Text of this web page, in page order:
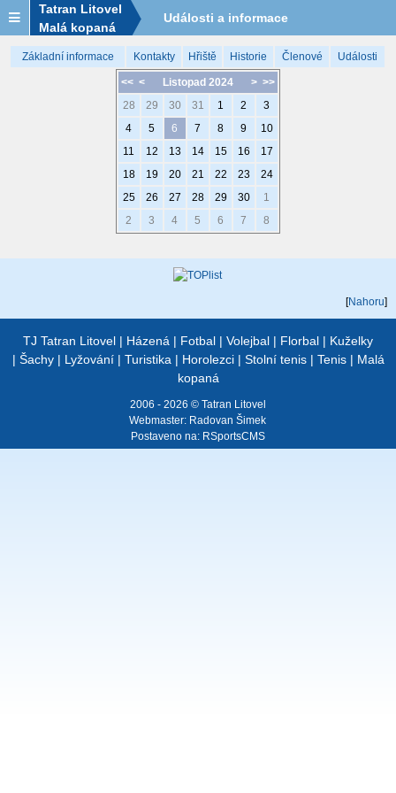
Tatran Litovel
Malá kopaná
Události a informace
Základní informace Kontakty Hřiště Historie Členové Události
<< < > >>
Listopad 2024
28
29 30 31 1 2
3
4
5 6 7 8 9
10
11
12 13 14 15 16
17
18
19 20 21 22 23
24
25
26 27 28 29 30
1
2
3 4 5 6 7 8
[Nahoru]
TJ Tatran Litovel | Házená | Fotbal | Volejbal | Florbal | Kuželky
| Šachy| Lyžování| Turistika | Horolezci| Stolní tenis| Tenis| Malá
kopaná
2006 - 2026 © Tatran Litovel
Webmaster: Radovan Šimek
Postaveno na: RSportsCMS